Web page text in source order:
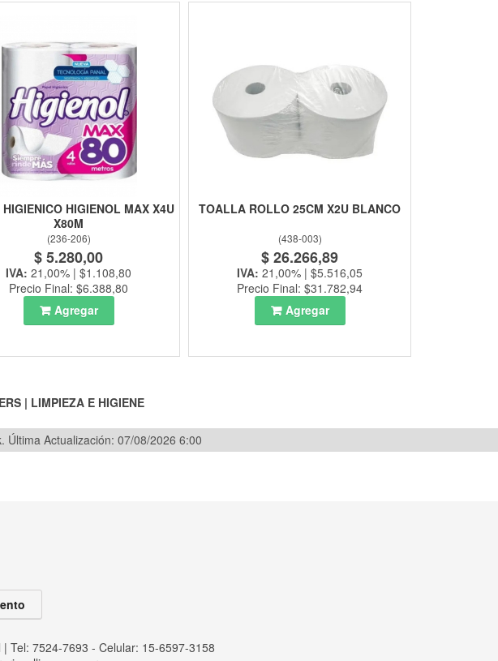
HIGIENICO HIGIENOL MAX X4U
X80M
(236-206)
$ 5.280,00
IVA: 21,00% | $1.108,80
Precio Final: $6.388,80
Agregar
TOALLA ROLLO 25CM X2U BLANCO
(438-003)
$ 26.266,89
IVA: 21,00% | $5.516,05
Precio Final: $31.782,94
Agregar
| LIMPIEZA E HIGIENE
Última Actualización: 07/08/2026 6:00
Tel: 7524-7693 - Celular: 15-6597-3158